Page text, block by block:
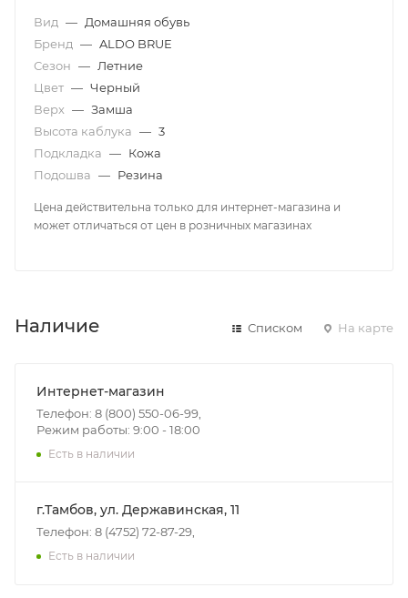
Вид — Домашняя обувь
Бренд — ALDO BRUE
Сезон — Летние
Цвет — Черный
Верх — Замша
Высота каблука — 3
Подкладка — Кожа
Подошва — Резина
Цена действительна только для интернет-магазина и
может отличаться от цен в розничных магазинах
Наличие Списком На карте
Интернет-магазин
Телефон: 8 (800) 550-06-99,
Режим работы: 9:00 - 18:00
Есть в наличии
г.Тамбов, ул. Державинская, 11
Телефон: 8 (4752) 72-87-29,
Есть в наличии